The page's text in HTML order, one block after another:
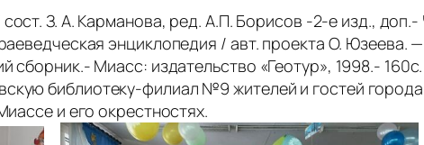
З. А. Карманова, ред. А.П. Борисов -2-е изд., доп.-
энциклопедия / авт. проекта О. Юзеева.
сборник.- Миасс: издательство «Геотур», 1998.- 160с.
библиотеку-филиал №9 жителей и гостей
и его окрестностях.